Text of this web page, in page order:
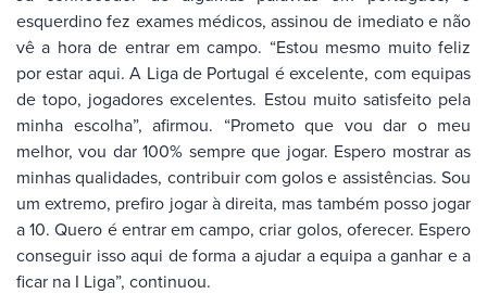
esquerdino fez exames médicos, assinou de imediato e não
vê a hora de entrar em campo. “Estou mesmo muito feliz
por estar aqui. A Liga de Portugal é excelente, com equipas
de topo, jogadores excelentes. Estou muito satisfeito pela
minha escolha”, afirmou. “Prometo que vou dar o meu
melhor, vou dar 100% sempre que jogar. Espero mostrar as
minhas qualidades, contribuir com golos e assistências. Sou
um extremo, prefiro jogar à direita, mas também posso jogar
a 10. Quero é entrar em campo, criar golos, oferecer. Espero
conseguir isso aqui de forma a ajudar a equipa a ganhar e a
ficar na I Liga”, continuou.